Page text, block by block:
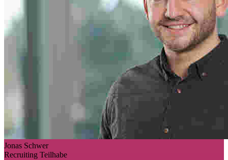
Jonas Schwer
Recruiting Teilhabe